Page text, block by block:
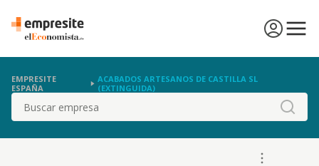
EMPRESITE
ESPAÑA
ACABADOS ARTESANOS DE CASTILLA SL
(EXTINGUIDA)
Buscar